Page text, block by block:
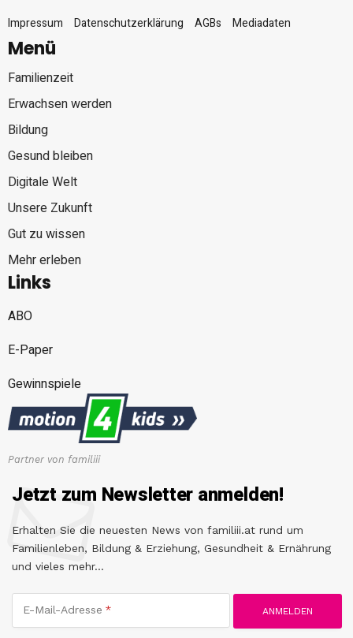
Impressum
Datenschutzerklärung AGBs Mediadaten
Menü
Familienzeit
Erwachsen werden
Bildung
Gesund bleiben
Digitale Welt
Unsere Zukunft
Gut zu wissen
Mehr erleben
Links
ABO
E-Paper
Gewinnspiele
Partner von familiii
Jetzt zum Newsletter anmelden!
Erhalten Sie die neuesten News von familiii.at rund um
Familienleben, Bildung & Erziehung, Gesundheit & Ernährung
und vieles mehr...
E-Mail-Adresse